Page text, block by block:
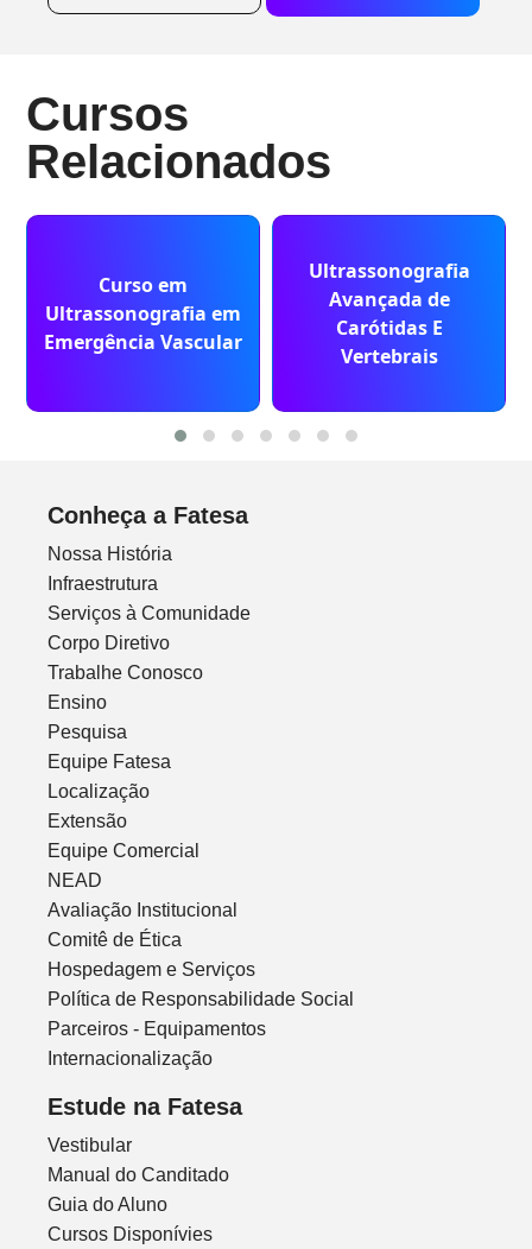
Cursos
Relacionados
Curso em
Ultrassonografia em
Emergência Vascular
Ultrassonografia
Avançada de
Carótidas E
Vertebrais
Conheça a Fatesa
Nossa História
Infraestrutura
Serviços à Comunidade
Corpo Diretivo
Trabalhe Conosco
Ensino
Pesquisa
Equipe Fatesa
Localização
Extensão
Equipe Comercial
NEAD
Avaliação Institucional
Comitê de Ética
Hospedagem e Serviços
Política de Responsabilidade Social
Parceiros - Equipamentos
Internacionalização
Estude na Fatesa
Vestibular
Manual do Canditado
Guia do Aluno
Cursos Disponívies